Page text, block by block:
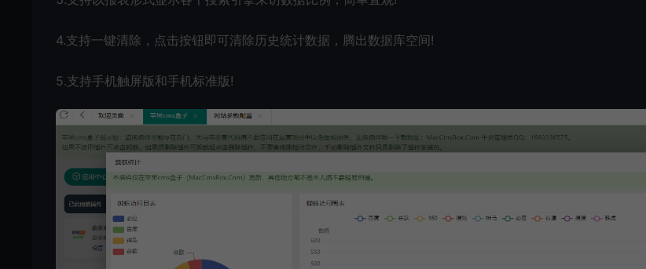
4.支持一键清除，点击按钮即可清除历史统计数据，腾出数据库空间!
5.支持手机触屏版和手机标准版!